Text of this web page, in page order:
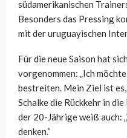
südamerikanischen
Besonders das Pressing
mit der uruguayischen
Für die neue Saison hat
vorgenommen: „Ich
bestreiten. Mein Ziel ist
Schalke die Rückkehr in
der 20-Jährige weiß auch:
denken.“